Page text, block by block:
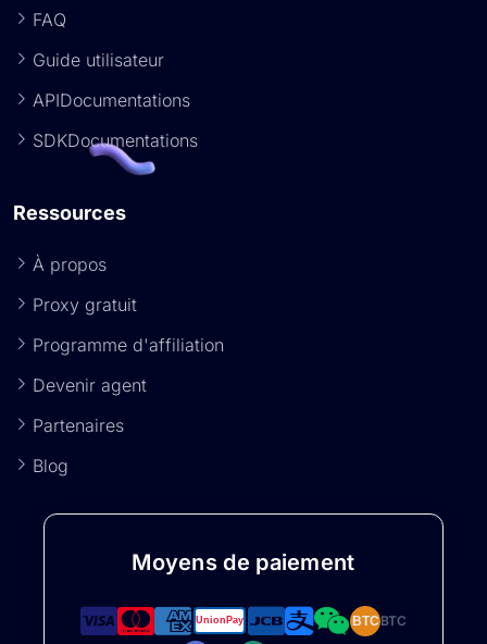
FAQ
Guide utilisateur
APIDocumentations
SDKDocumentations
Ressources
À propos
Proxy gratuit
Programme d'affiliation
Devenir agent
Partenaires
Blog
Moyens de paiement
BTCBTC